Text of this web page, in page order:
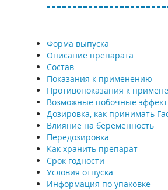
Форма выпуска
Описание препарата
Состав
Показания к применению
Противопоказания к
Возможные побочные
Дозировка, как принимать
Влияние на беременность
Передозировка
Как хранить препарат
Срок годности
Условия отпуска
Информация по упаковке